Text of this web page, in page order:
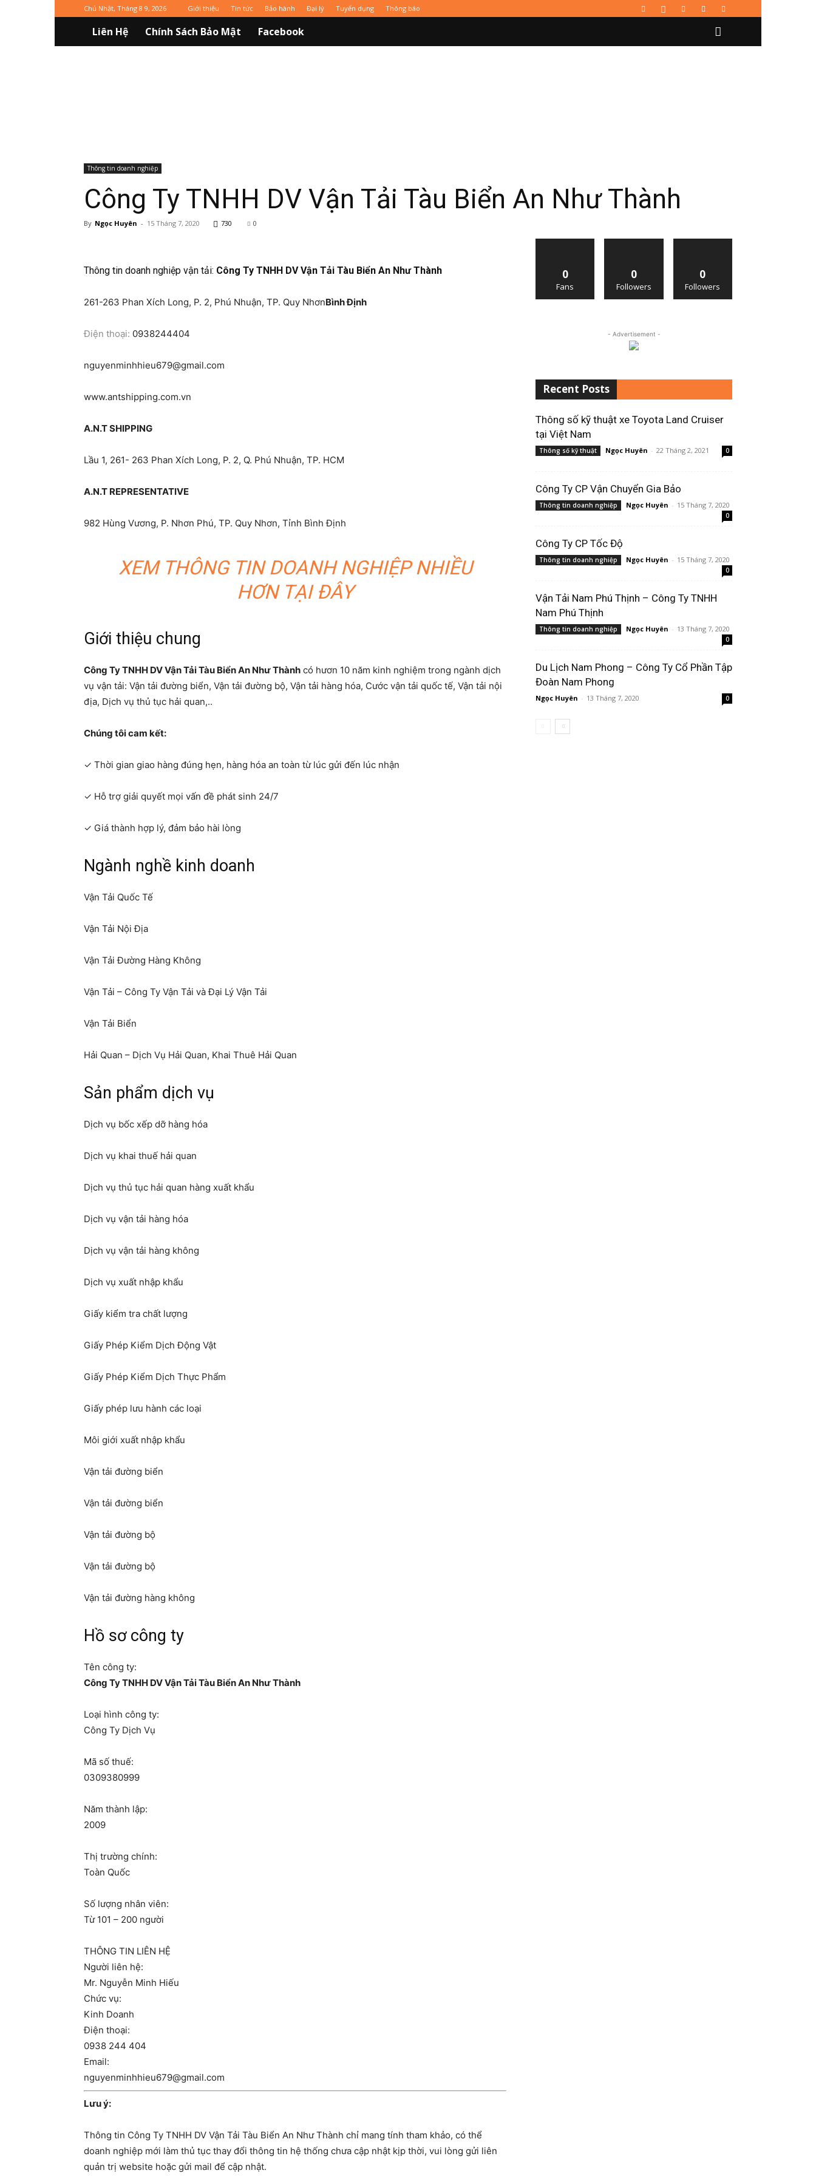
Chủ Nhật, Tháng 8 9, 2026 Giới thiệu Tin tức Bảo hành Đại lý Tuyển dụng Thông báo
Liên Hệ Chính Sách Bảo Mật Facebook
Thông tin doanh nghiệp
Công Ty TNHH DV Vận Tải Tàu Biển An Như Thành
By Ngọc Huyên - 15 Tháng 7, 2020 730 0
Thông tin doanh nghiệp vận tải: Công Ty TNHH DV Vận Tải Tàu Biển An Như Thành
261-263 Phan Xích Long, P. 2, Phú Nhuận, TP. Quy NhơnBình Định
Điện thoại: 0938244404
nguyenminhhieu679@gmail.com
www.antshipping.com.vn
A.N.T SHIPPING
Lầu 1, 261- 263 Phan Xích Long, P. 2, Q. Phú Nhuận, TP. HCM
A.N.T REPRESENTATIVE
982 Hùng Vương, P. Nhơn Phú, TP. Quy Nhơn, Tỉnh Bình Định
XEM THÔNG TIN DOANH NGHIỆP NHIỀU
HƠN TẠI ĐÂY
Giới thiệu chung
Công Ty TNHH DV Vận Tải Tàu Biển An Như Thành có hươn 10 năm kinh nghiệm trong ngành dịch
vụ vận tải: Vận tải đường biển, Vận tải đường bộ, Vận tải hàng hóa, Cước vận tải quốc tế, Vận tải nội
địa, Dịch vụ thủ tục hải quan,..
Chúng tôi cam kết:
✓ Thời gian giao hàng đúng hẹn, hàng hóa an toàn từ lúc gửi đến lúc nhận
✓ Hỗ trợ giải quyết mọi vấn đề phát sinh 24/7
✓ Giá thành hợp lý, đảm bảo hài lòng
Ngành nghề kinh doanh
Vận Tải Quốc Tế
Vận Tải Nội Địa
Vận Tải Đường Hàng Không
Vận Tải – Công Ty Vận Tải và Đại Lý Vận Tải
Vận Tải Biển
Hải Quan – Dịch Vụ Hải Quan, Khai Thuê Hải Quan
Sản phẩm dịch vụ
Dịch vụ bốc xếp dỡ hàng hóa
Dịch vụ khai thuế hải quan
Dịch vụ thủ tục hải quan hàng xuất khẩu
Dịch vụ vận tải hàng hóa
Dịch vụ vận tải hàng không
Dịch vụ xuất nhập khẩu
Giấy kiểm tra chất lượng
Giấy Phép Kiểm Dịch Động Vật
Giấy Phép Kiểm Dịch Thực Phẩm
Giấy phép lưu hành các loại
Môi giới xuất nhập khẩu
Vận tải đường biển
Vận tải đường biển
Vận tải đường bộ
Vận tải đường bộ
Vận tải đường hàng không
Hồ sơ công ty
Tên công ty:
Công Ty TNHH DV Vận Tải Tàu Biển An Như Thành
Loại hình công ty:
Công Ty Dịch Vụ
Mã số thuế:
0309380999
Năm thành lập:
2009
Thị trường chính:
Toàn Quốc
Số lượng nhân viên:
Từ 101 – 200 người
THÔNG TIN LIÊN HỆ
Người liên hệ:
Mr. Nguyễn Minh Hiếu
Chức vụ:
Kinh Doanh
Điện thoại:
0938 244 404
Email:
nguyenminhhieu679@gmail.com
Lưu ý:
Thông tin Công Ty TNHH DV Vận Tải Tàu Biển An Như Thành chỉ mang tính tham khảo, có thể
doanh nghiệp mới làm thủ tục thay đổi thông tin hệ thống chưa cập nhật kịp thời, vui lòng gửi liên
quản trị website hoặc gửi mail để cập nhật.
0
Fans
0
Followers
0
Followers
- Advertisement -
Recent Posts
Thông số kỹ thuật xe Toyota Land Cruiser
tại Việt Nam
Thông số kỹ thuật Ngọc Huyên - 22 Tháng 2, 2021 0
Công Ty CP Vận Chuyển Gia Bảo
Thông tin doanh nghiệp Ngọc Huyên - 15 Tháng 7, 2020
0
Công Ty CP Tốc Độ
Thông tin doanh nghiệp Ngọc Huyên - 15 Tháng 7, 2020
0
Vận Tải Nam Phú Thịnh – Công Ty TNHH
Nam Phú Thịnh
Thông tin doanh nghiệp Ngọc Huyên - 13 Tháng 7, 2020
0
Du Lịch Nam Phong – Công Ty Cổ Phần Tập
Đoàn Nam Phong
Ngọc Huyên - 13 Tháng 7, 2020 0